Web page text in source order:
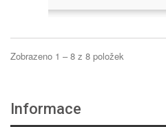
Zobrazeno 1 – 8 z 8 položek
Informace